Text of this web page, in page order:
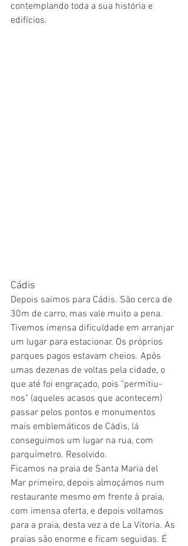
contemplando toda a sua história e
edifícios.
Cádis
Depois saímos para Cádis. São cerca de
30m de carro, mas vale muito a pena.
Tivemos imensa dificuldade em arranjar
um lugar para estacionar. Os próprios
parques pagos estavam cheios. Após
umas dezenas de voltas pela cidade, o
que até foi engraçado, pois "permitiu-
nos" (aqueles acasos que acontecem)
passar pelos pontos e monumentos
mais emblemáticos de Cádis, lá
conseguimos um lugar na rua, com
parquímetro. Resolvido.
Ficamos na praia de Santa Maria del
Mar primeiro, depois almoçámos num
restaurante mesmo em frente à praia,
com imensa oferta, e depois voltamos
para a praia, desta vez a de La Vitoria. As
praias são enorme e ficam seguidas. É